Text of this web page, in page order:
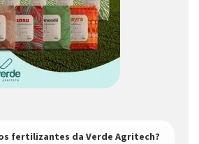
fertilizantes da Verde Agritech?